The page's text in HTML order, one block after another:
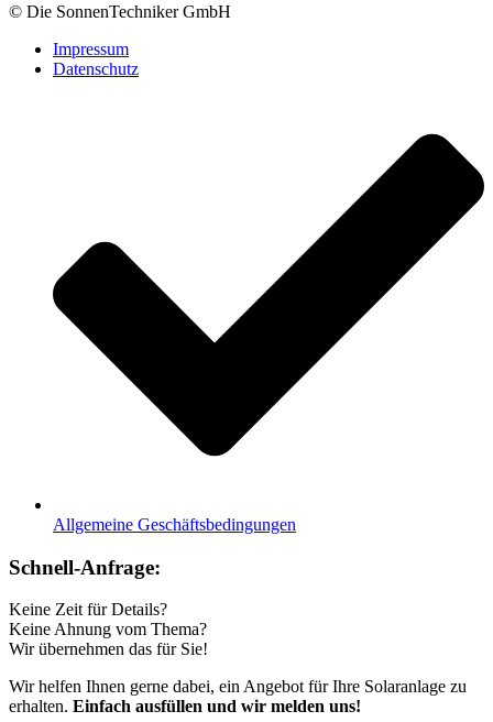
© Die SonnenTechniker GmbH
Impressum
Datenschutz
Allgemeine Geschäftsbedingungen
Schnell-Anfrage:
Keine Zeit für Details?
Keine Ahnung vom Thema?
Wir übernehmen das für Sie!
Wir helfen Ihnen gerne dabei, ein Angebot für Ihre Solaranlage zu
erhalten. Einfach ausfüllen und wir melden uns!